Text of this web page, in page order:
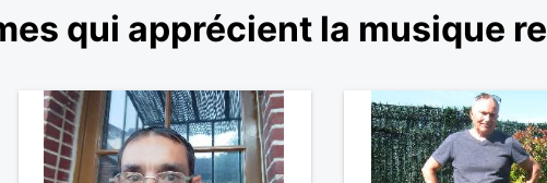
qui apprécient la musique